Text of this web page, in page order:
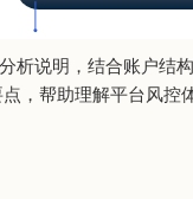
析说明，结合账户
，帮助理解平台风控